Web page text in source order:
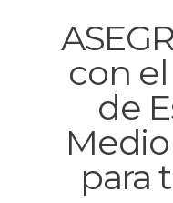
con
de
para